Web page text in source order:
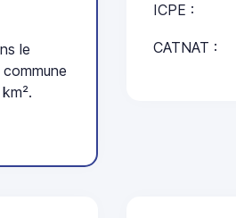
le
ICPE :
CATNAT :